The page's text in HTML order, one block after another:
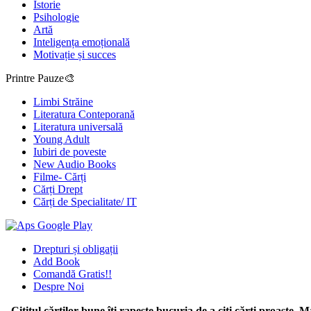
Istorie
Psihologie
Artă
Inteligența emoțională
Motivație și succes
Printre Pauze🎨
Limbi Străine
Literatura Conteporană
Literatura universală
Young Adult
Iubiri de poveste
New Audio Books
Filme- Cărți
Cărți Drept
Cărți de Specialitate/ IT
Drepturi și obligații
Add Book
Comandă Gratis!!
Despre Noi